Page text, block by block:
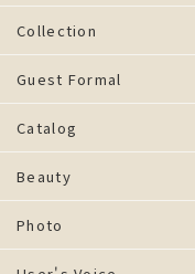
Collection
Guest Formal
Catalog
Beauty
Photo